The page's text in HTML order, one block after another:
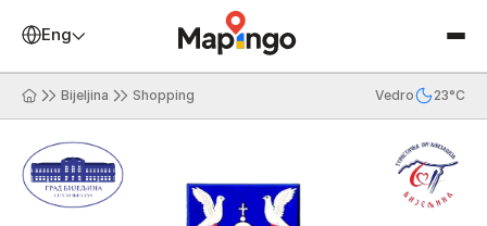
English
Bijeljina Shopping Vedro 23°C